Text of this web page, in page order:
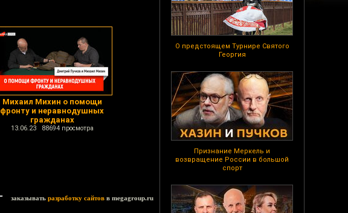
О предстоящем Турнире Святого
Георгия
Признание Меркель и
возвращение России в большой
спорт
Михаил Михин о помощи
фронту и неравнодушных
гражданах
13.06.23 88694 просмотра
заказывать разработку сайтов в megagroup.ru